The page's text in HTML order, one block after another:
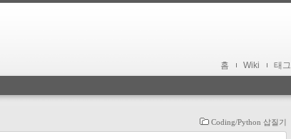
홈 Wiki 태그
Coding/Python 삽질기